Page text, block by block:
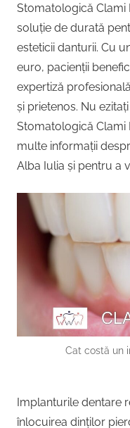
Stomatologică Clami
soluție de durată
esteticii danturii. Cu
euro, pacienții
expertiză
și prietenos. Nu
Stomatologică Clami
multe informații
Alba Iulia și pentru a
Cat costă un
Implanturile dentare
înlocuirea dinților